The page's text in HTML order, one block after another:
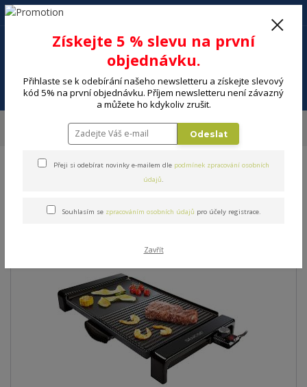
Menu
+420 602 494 600
Gril stolní SENCOR SBG 106BK
Gril stolní SENCOR SBG 106BK
Získejte 5 % slevu na první
objednávku.
Přihlaste se k odebírání našeho newsletteru a získejte slevový
kód 5% na první objednávku. Příjem newsletteru není závazný
a můžete ho kdykoliv zrušit.
Odeslat
Přeji si odebírat novinky e-mailem dle podmínek zpracování osobních
údajů.
Souhlasím se zpracováním osobních údajů pro účely registrace.
Zavřít